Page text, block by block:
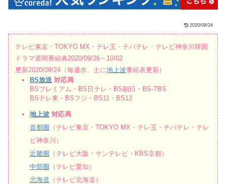
2020/09/24
テレビ東京・TOKYO MX・テレ玉・チバテレ・テレビ神奈川韓国
ドラマ週間番組表2020/09/26～10/02
更新2020/09/24（毎週水、土に地上波番組表更新）
BS放送 対応局
BSプレミアム・BS日テレ・BS朝日・BS-TBS
BSテレ東・BSフジ・BS11・BS12
地上波対応局
首都圏 （テレビ東京・TOKYO MX・テレ玉・チバテレ・テレ
ビ神奈川）
近畿圏 （テレビ大阪・サンテレビ・KBS京都）
中部圏 （テレビ愛知）
北海道 （テレビ北海道）